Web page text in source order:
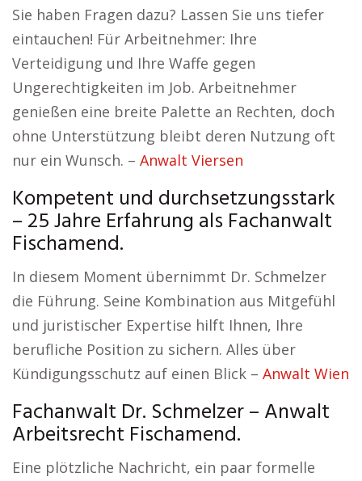
Sie haben Fragen dazu? Lassen Sie uns tiefer
eintauchen! Für Arbeitnehmer: Ihre
Verteidigung und Ihre Waffe gegen
Ungerechtigkeiten im Job. Arbeitnehmer
genießen eine breite Palette an Rechten, doch
ohne Unterstützung bleibt deren Nutzung oft
nur ein Wunsch. – Anwalt Viersen
Kompetent und durchsetzungsstark
– 25 Jahre Erfahrung als Fachanwalt
Fischamend.
In diesem Moment übernimmt Dr. Schmelzer
die Führung. Seine Kombination aus Mitgefühl
und juristischer Expertise hilft Ihnen, Ihre
berufliche Position zu sichern. Alles über
Kündigungsschutz auf einen Blick – Anwalt Wien
Fachanwalt Dr. Schmelzer – Anwalt
Arbeitsrecht Fischamend.
Eine plötzliche Nachricht, ein paar formelle